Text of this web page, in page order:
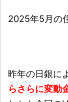
2025年5月の
昨年の日銀に
らさらに変動